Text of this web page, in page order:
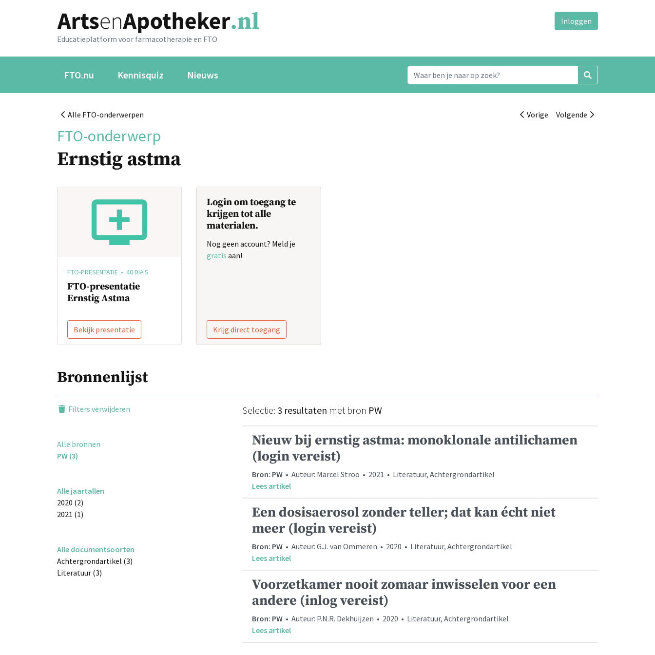
Educatieplatform voor farmacotherapie en FTO
Inloggen
FTO.nu Kennisquiz Nieuws
Alle FTO-onderwerpen Vorige Volgende
FTO-onderwerp
Ernstig astma
FTO-PRESENTATIE • 40 DIA'S
FTO-presentatie
Ernstig Astma
Bekijk presentatie
Login om toegang te
krijgen tot alle
materialen.
Nog geen account? Meld je
gratis aan!
Krijg direct toegang
Bronnenlijst
Filters verwijderen
Alle bronnen
PW (3)
Alle jaartallen
2020 (2)
2021 (1)
Alle documentsoorten
Achtergrondartikel (3)
Literatuur (3)
Selectie: 3 resultaten met bron PW
Nieuw bij ernstig astma: monoklonale antilichamen
(login vereist)
Bron: PW • Auteur: Marcel Stroo • 2021 • Literatuur, Achtergrondartikel
Lees artikel
Een dosisaerosol zonder teller; dat kan écht niet
meer (login vereist)
Bron: PW • Auteur: G.J. van Ommeren • 2020 • Literatuur, Achtergrondartikel
Lees artikel
Voorzetkamer nooit zomaar inwisselen voor een
andere (inlog vereist)
Bron: PW • Auteur: P.N.R. Dekhuijzen • 2020 • Literatuur, Achtergrondartikel
Lees artikel